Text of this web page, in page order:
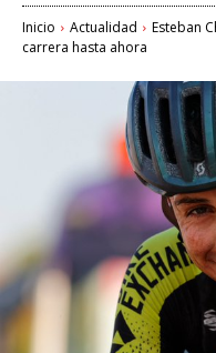
Inicio Actualidad
Esteban
carrera hasta ahora